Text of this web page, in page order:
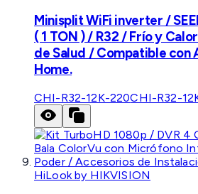
Minisplit WiFi inverter /
( 1 TON ) / R32 / Frío y
de Salud / Compatible con
Home.
CHI-R32-12K-220CHI-R32-
HiLook by HIKVISION